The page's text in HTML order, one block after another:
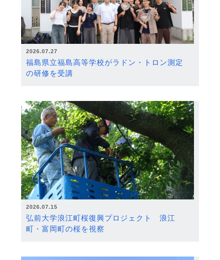
2026.07.27
福島県立福島高等学校がラドン・トロン測定
の研修を受講
2026.07.15
弘前大学浪江町桜復興プロジェクト 浪江
町・富岡町の桜を視察